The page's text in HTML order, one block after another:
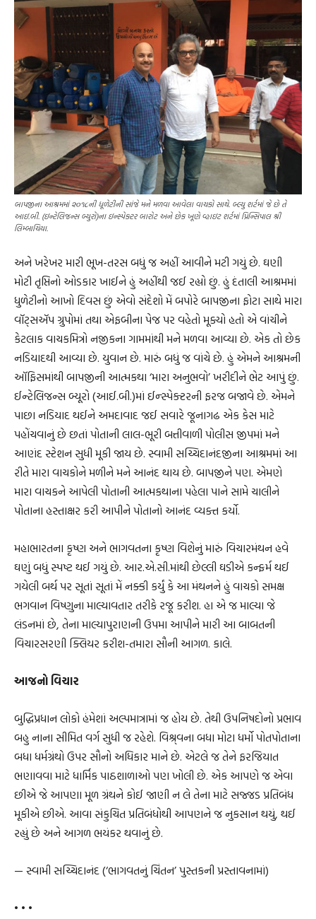
બાપજીના આશ્રમમાં ૨૦૧૮ની ધૂળેટીની સાંજે મને મળવા આવેલા વાચકો સાથે. બ્લ્યુ શર્ટમાં જે છે તે
આઇ.બી. (ઇન્ટેલિજન્સ બ્યુરો)ના ઇન્સ્પેક્ટર બારોટ અને છેક ખૂણે વ્હાઇટ શર્ટમાં પ્રિન્સિપાલ શ્રી
લિમ્બાચિયા.
અને ખરેખર મારી ભૂખ-તરસ બધું જ અહીં આવીને મટી ગયું છે. ઘણી
મોટી તૃપ્તિનો ઓડકાર ખાઈને હું અહીંથી જઈ રહ્યો છું. હું દંતાલી આશ્રમમાં
ધુળેટીનો આખો દિવસ છું એવો સંદેશો મેં બપોરે બાપજીના ફોટા સાથે મારા
વૉટ્સઍપ ગ્રુપોમાં તથા એફબીના પેજ પર વહેતો મૂક્યો હતો એ વાંચીને
કેટલાક વાચકમિત્રો નજીકના ગામમાંથી મને મળવા આવ્યા છે. એક તો છેક
નડિયાદથી આવ્યા છે. યુવાન છે. મારું બધું જ વાંચે છે. હું એમને આશ્રમની
ઑફિસમાંથી બાપજીની આત્મકથા ‘મારા અનુભવો’ ખરીદીને ભેટ આપું છું.
ઈન્ટેલિજન્સ બ્યૂરો (આઈ.બી.)માં ઈન્સ્પેક્ટરની ફરજ બજાવે છે. એમને
પાછા નડિયાદ થઈને અમદાવાદ જઈ સવારે જૂનાગઢ એક કેસ માટે
પહોંચવાનું છે છતાં પોતાની લાલ-ભૂરી બત્તીવાળી પોલીસ જીપમાં મને
આણંદ સ્ટેશન સુધી મૂકી જાય છે. સ્વામી સચ્ચિદાનંદજીના આશ્રમમાં આ
રીતે મારા વાચકોને મળીને મને આનંદ થાય છે. બાપજીને પણ. એમણે
મારા વાચકને આપેલી પોતાની આત્મકથાના પહેલા પાને સામે ચાલીને
પોતાના હસ્તાક્ષર કરી આપીને પોતાનો આનંદ વ્યક્ત કર્યો.
મહાભારતના કૃષ્ણ અને ભાગવતના કૃષ્ણ વિશેનું મારું વિચારમંથન હવે
ઘણું બધું સ્પષ્ટ થઈ ગયું છે. આર.એ.સી.માંથી છેલ્લી ઘડીએ કન્ફર્મ થઈ
ગયેલી બર્થ પર સૂતાં સૂતાં મેં નક્કી કર્યું કે આ મંથનને હું વાચકો સમક્ષ
ભગવાન વિષ્ણુના માલ્યાવતાર તરીકે રજૂ કરીશ. હા એ જ માલ્યા જે
લંડનમાં છે, તેના માલ્યાપુરાણની ઉપમા આપીને મારી આ બાબતની
વિચારસરણી ક્લિયર કરીશ-તમારા સૌની આગળ. કાલે.
આજનો વિચાર
બુદ્ધિપ્રધાન લોકો હંમેશાં અલ્પમાત્રામાં જ હોય છે. તેથી ઉપનિષદોનો પ્રભાવ
બહુ નાના સીમિત વર્ગ સુધી જ રહેશે. વિશ્ર્વના બધા મોટા ધર્મો પોતપોતાના
બધા ધર્મગ્રંથો ઉપર સૌનો અધિકાર માને છે. એટલે જ તેને ફરજિયાત
ભણાવવા માટે ધાર્મિક પાઠશાળાઓ પણ ખોલી છે. એક આપણે જ એવા
છીએ જે આપણા મૂળ ગ્રંથને કોઈ જાણી ન લે તેના માટે સજ્જડ પ્રતિબંધ
મૂકીએ છીએ. આવા સંકુચિત પ્રતિબંધોથી આપણને જ નુકસાન થયું, થઈ
રહ્યું છે અને આગળ ભયંકર થવાનું છે.
— સ્વામી સચ્ચિદાનંદ (‘ભાગવતનું ચિંતન’ પુસ્તકની પ્રસ્તાવનામાં)
• • •